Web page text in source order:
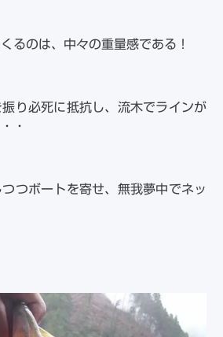
るのは、中々の重量感である！
り必死に抵抗し、流木でラインが
・
つボートを寄せ、無我夢中でネッ